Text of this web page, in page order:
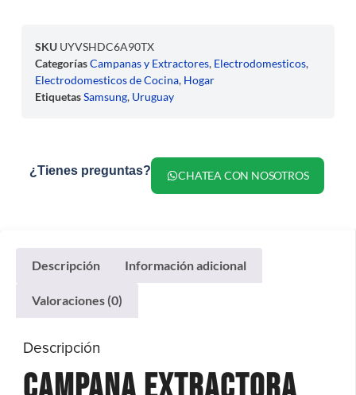
SKU UYVSHDC6A90TX
CategoríasCampanas y Extractores, Electrodomesticos,
Electrodomesticos de Cocina, Hogar
EtiquetasSamsung, Uruguay
¿Tienes preguntas? CHATEA CON NOSOTROS
Descripción Información adicional
Valoraciones (0)
Descripción